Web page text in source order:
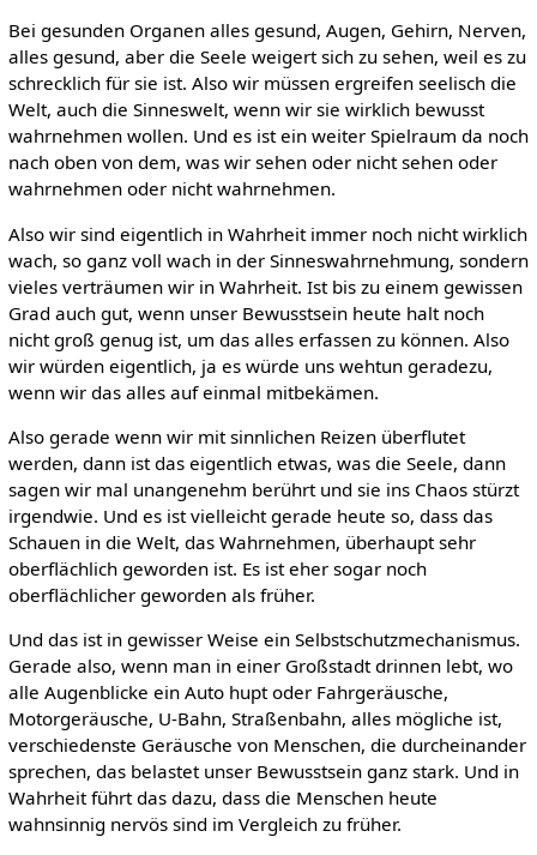
Bei gesunden Organen alles gesund, Augen, Gehirn, Nerven,
alles gesund, aber die Seele weigert sich zu sehen, weil es zu
schrecklich für sie ist. Also wir müssen ergreifen seelisch die
Welt, auch die Sinneswelt, wenn wir sie wirklich bewusst
wahrnehmen wollen. Und es ist ein weiter Spielraum da noch
nach oben von dem, was wir sehen oder nicht sehen oder
wahrnehmen oder nicht wahrnehmen.
Also wir sind eigentlich in Wahrheit immer noch nicht wirklich
wach, so ganz voll wach in der Sinneswahrnehmung, sondern
vieles verträumen wir in Wahrheit. Ist bis zu einem gewissen
Grad auch gut, wenn unser Bewusstsein heute halt noch
nicht groß genug ist, um das alles erfassen zu können. Also
wir würden eigentlich, ja es würde uns wehtun geradezu,
wenn wir das alles auf einmal mitbekämen.
Also gerade wenn wir mit sinnlichen Reizen überflutet
werden, dann ist das eigentlich etwas, was die Seele, dann
sagen wir mal unangenehm berührt und sie ins Chaos stürzt
irgendwie. Und es ist vielleicht gerade heute so, dass das
Schauen in die Welt, das Wahrnehmen, überhaupt sehr
oberflächlich geworden ist. Es ist eher sogar noch
oberflächlicher geworden als früher.
Und das ist in gewisser Weise ein Selbstschutzmechanismus.
Gerade also, wenn man in einer Großstadt drinnen lebt, wo
alle Augenblicke ein Auto hupt oder Fahrgeräusche,
Motorgeräusche, U-Bahn, Straßenbahn, alles mögliche ist,
verschiedenste Geräusche von Menschen, die durcheinander
sprechen, das belastet unser Bewusstsein ganz stark. Und in
Wahrheit führt das dazu, dass die Menschen heute
wahnsinnig nervös sind im Vergleich zu früher.